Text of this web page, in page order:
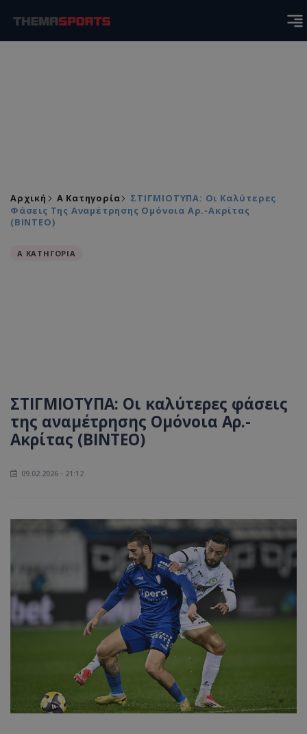
Αρχική Α Κατηγορία
ΣΤΙΓΜΙΟΤΥΠΑ: Οι Καλύτερες
Φάσεις Της Αναμέτρησης Ομόνοια Αρ.-Ακρίτας
(ΒΙΝΤΕΟ)
Α ΚΑΤΗΓΟΡΙΑ
ΣΤΙΓΜΙΟΤΥΠΑ: Οι καλύτερες φάσεις
της αναμέτρησης Ομόνοια Αρ.-
Ακρίτας (ΒΙΝΤΕΟ)
09.02.2026 - 21:12